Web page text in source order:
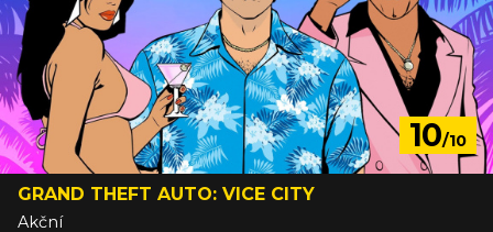
10/10
GRAND THEFT AUTO: VICE CITY
Akční